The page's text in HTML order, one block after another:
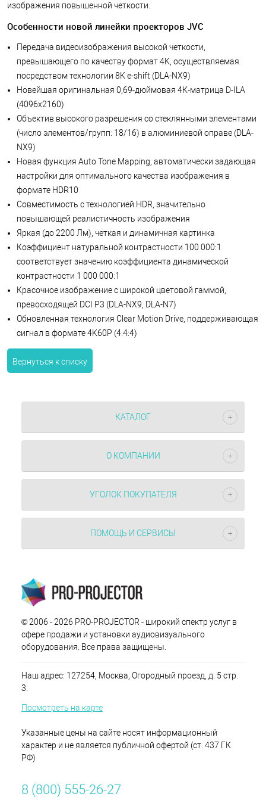
изображения повышенной четкости.
Особенности новой линейки проекторов JVC
Передача видеоизображения высокой четкости,
превышающего по качеству формат 4K, осуществляемая
посредством технологии 8K e-shift (DLA-NX9)
Новейшая оригинальная 0,69-дюймовая 4К-матрица D-ILA
(4096x2160)
Объектив высокого разрешения со стеклянными элементами
(число элементов/групп: 18/16) в алюминиевой оправе (DLA-
NX9)
Новая функция Auto Tone Mapping, автоматически задающая
настройки для оптимального качества изображения в
формате HDR10
Совместимость с технологией HDR, значительно
повышающей реалистичность изображения
Яркая (до 2200 Лм), четкая и динамичная картинка
Коэффициент натуральной контрастности 100 000:1
соответствует значению коэффициента динамической
контрастности 1 000 000:1
Красочное изображение с широкой цветовой гаммой,
превосходящей DCI P3 (DLA-NX9, DLA-N7)
Обновленная технология Clear Motion Drive, поддерживающая
сигнал в формате 4K60P (4:4:4)
Вернуться к списку
КАТАЛОГ
О КОМПАНИИ
УГОЛОК ПОКУПАТЕЛЯ
ПОМОЩЬ И СЕРВИСЫ
© 2006 - 2026 PRO-PROJECTOR - широкий спектр услуг в
сфере продажи и установки аудиовизуального
оборудования. Все права защищены.
Наш адрес: 127254, Москва, Огородный проезд, д. 5 стр.
3.
Посмотреть на карте
Указанные цены на сайте носят информационный
характер и не является публичной офертой (ст. 437 ГК
РФ)
8 (800) 555-26-27